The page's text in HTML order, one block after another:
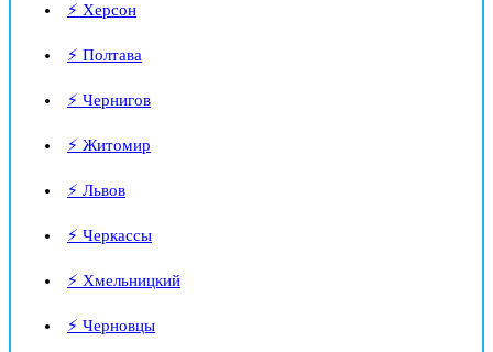
⚡ Херсон
⚡ Полтава
⚡ Чернигов
⚡ Житомир
⚡ Львов
⚡ Черкассы
⚡ Хмельницкий
⚡ Черновцы